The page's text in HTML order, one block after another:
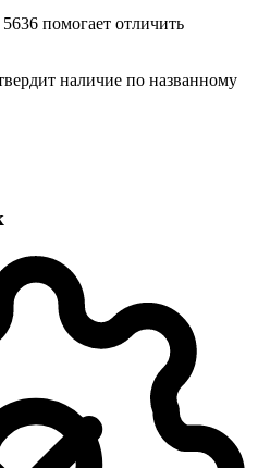
помогает отличить
наличие по названному